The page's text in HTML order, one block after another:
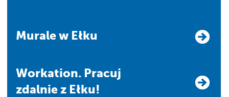
Murale w Ełku
Workation. Pracuj
zdalnie z Ełku!